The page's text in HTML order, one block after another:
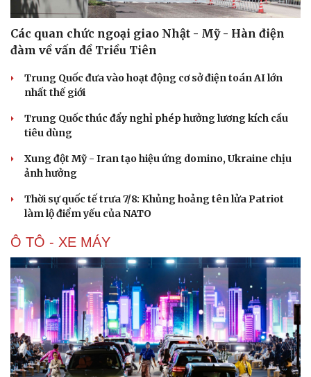
Các quan chức ngoại giao Nhật - Mỹ - Hàn điện
đàm về vấn đề Triều Tiên
Trung Quốc đưa vào hoạt động cơ sở điện toán AI lớn
nhất thế giới
Trung Quốc thúc đẩy nghỉ phép hưởng lương kích cầu
tiêu dùng
Xung đột Mỹ - Iran tạo hiệu ứng domino, Ukraine chịu
ảnh hưởng
Thời sự quốc tế trưa 7/8: Khủng hoảng tên lửa Patriot
làm lộ điểm yếu của NATO
Ô TÔ - XE MÁY